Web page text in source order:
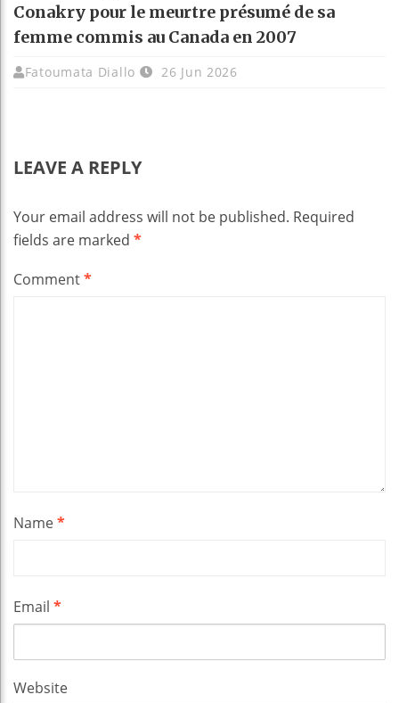
Conakry pour le meurtre présumé de sa
femme commis au Canada en 2007
Fatoumata Diallo 26 Jun 2026
LEAVE A REPLY
Your email address will not be published. Required
fields are marked *
Comment*
Name*
Email *
Website